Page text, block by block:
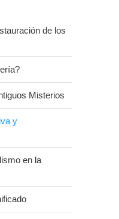
de los
Misterios
y
en la